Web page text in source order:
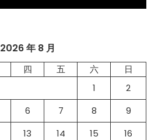
2026 年 8 月
四 五 六
日
1
2
6 7 8
9
13 14 15
16